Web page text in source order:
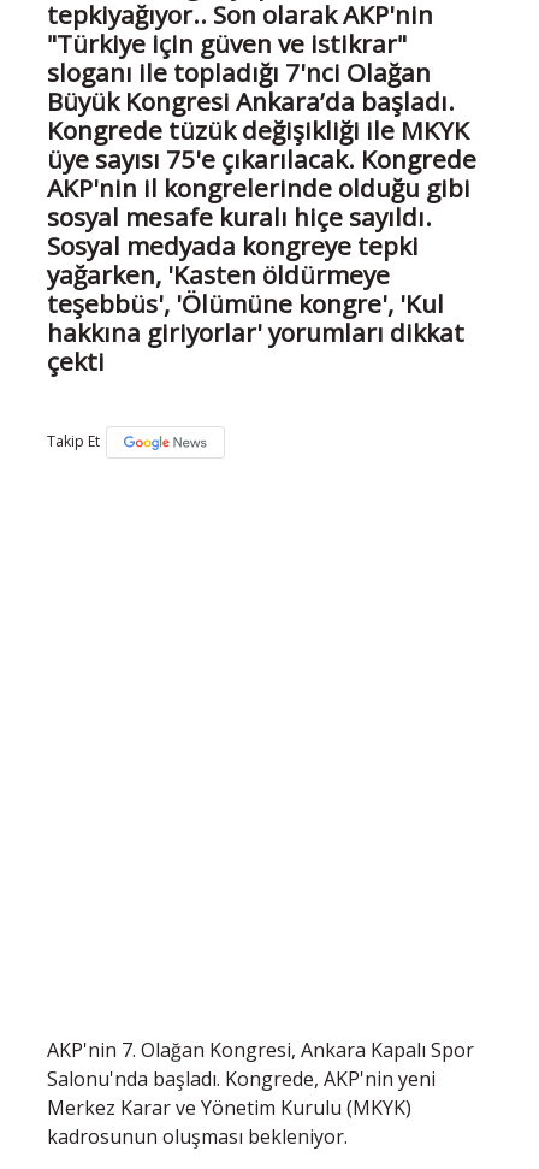
tepkiyağıyor.. Son olarak AKP'nin
"Türkiye için güven ve istikrar"
sloganı ile topladığı 7'nci Olağan
Büyük Kongresi Ankara’da başladı.
Kongrede tüzük değişikliği ile MKYK
üye sayısı 75'e çıkarılacak. Kongrede
AKP'nin il kongrelerinde olduğu gibi
sosyal mesafe kuralı hiçe sayıldı.
Sosyal medyada kongreye tepki
yağarken, 'Kasten öldürmeye
teşebbüs', 'Ölümüne kongre', 'Kul
hakkına giriyorlar' yorumları dikkat
çekti
Takip Et
AKP'nin 7. Olağan Kongresi, Ankara Kapalı Spor
Salonu'nda başladı. Kongrede, AKP'nin yeni
Merkez Karar ve Yönetim Kurulu (MKYK)
kadrosunun oluşması bekleniyor.